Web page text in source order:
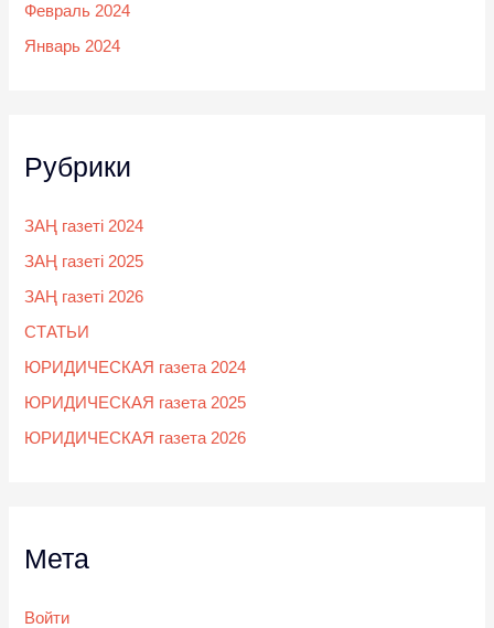
Февраль 2024
Январь 2024
Рубрики
ЗАҢ газеті 2024
ЗАҢ газеті 2025
ЗАҢ газеті 2026
СТАТЬИ
ЮРИДИЧЕСКАЯ газета 2024
ЮРИДИЧЕСКАЯ газета 2025
ЮРИДИЧЕСКАЯ газета 2026
Мета
Войти